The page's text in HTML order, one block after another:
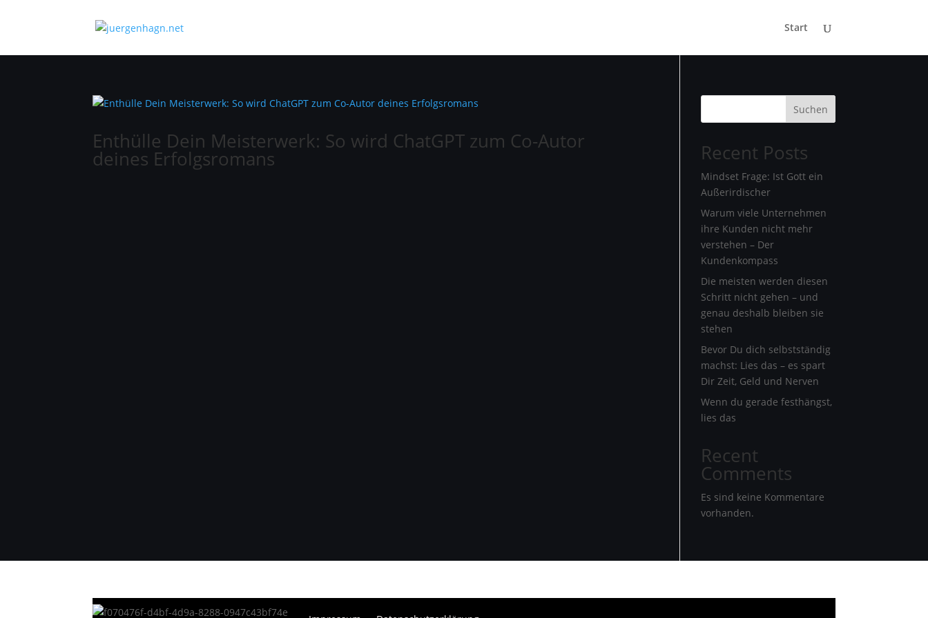
Start
Enthülle Dein Meisterwerk: So wird ChatGPT zum Co-Autor
deines Erfolgsromans
Suchen
Recent Posts
Mindset Frage: Ist Gott ein
Außerirdischer
Warum viele Unternehmen
ihre Kunden nicht mehr
verstehen – Der
Kundenkompass
Die meisten werden diesen
Schritt nicht gehen – und
genau deshalb bleiben sie
stehen
Bevor Du dich selbstständig
machst: Lies das – es spart
Dir Zeit, Geld und Nerven
Wenn du gerade festhängst,
lies das
Recent
Comments
Es sind keine Kommentare
vorhanden.